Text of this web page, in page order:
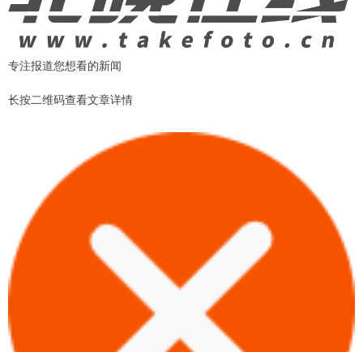
专注报道您想看的新闻
长按二维码查看文章详情